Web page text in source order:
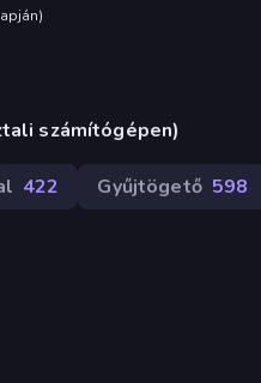
)
számítógépen)
422 Gyűjtögető 598